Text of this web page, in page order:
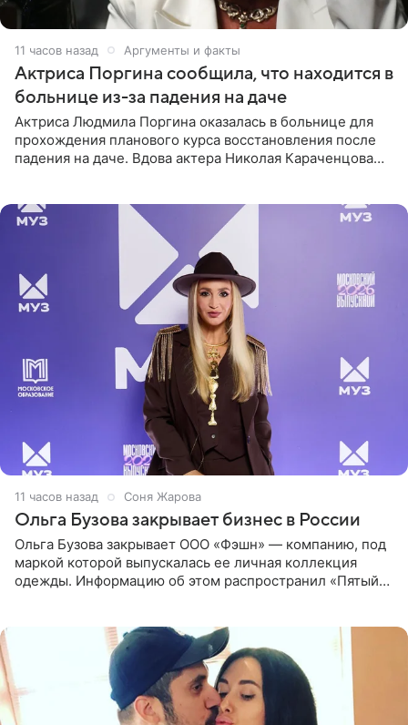
11 часов назад Аргументы и факты
Актриса Поргина сообщила, что находится в
больнице из-за падения на даче
Актриса Людмила Поргина оказалась в больнице для
прохождения планового курса восстановления после
падения на даче. Вдова актера Николая Караченцова
11 часов назад Соня Жарова
Ольга Бузова закрывает бизнес в России
Ольга Бузова закрывает ООО «Фэшн» — компанию, под
маркой которой выпускалась ее личная коллекция
одежды. Информацию об этом распространил «Пятый